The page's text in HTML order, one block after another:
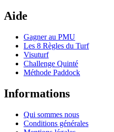
Aide
Gagner au PMU
Les 8 Règles du Turf
Visuturf
Challenge Quinté
Méthode Paddock
Informations
Qui sommes nous
Conditions générales